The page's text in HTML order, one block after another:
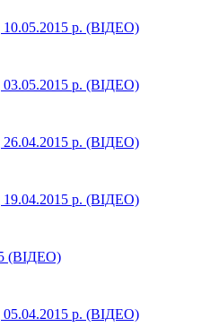
10.05.2015 р. (ВІДЕО)
03.05.2015 р. (ВІДЕО)
26.04.2015 р. (ВІДЕО)
19.04.2015 р. (ВІДЕО)
(ВІДЕО)
05.04.2015 р. (ВІДЕО)